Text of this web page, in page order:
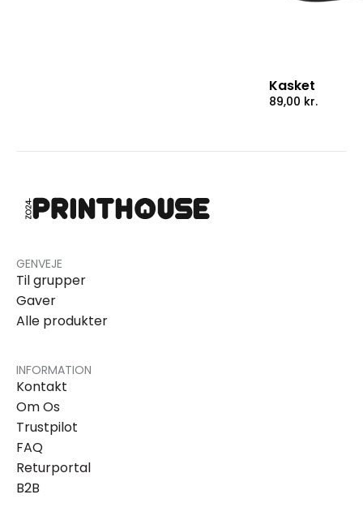
Kasket
89,00 kr.
GENVEJE
Til grupper
Gaver
Alle produkter
INFORMATION
Kontakt
Om Os
Trustpilot
FAQ
Returportal
B2B